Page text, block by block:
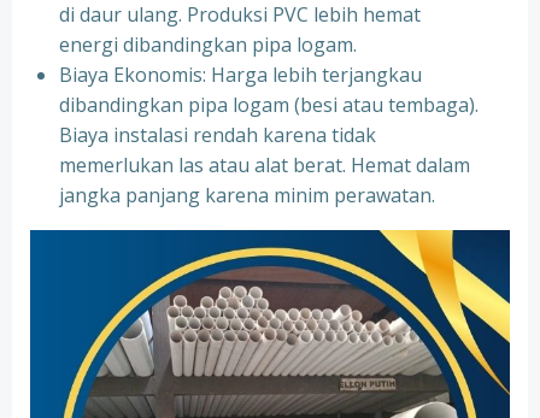
di daur ulang. Produksi PVC lebih hemat
energi dibandingkan pipa logam.
Biaya Ekonomis: Harga lebih terjangkau
dibandingkan pipa logam (besi atau tembaga).
Biaya instalasi rendah karena tidak
memerlukan las atau alat berat. Hemat dalam
jangka panjang karena minim perawatan.